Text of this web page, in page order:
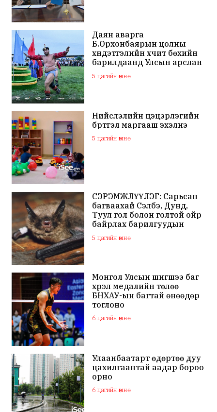
Даян аварга
Б.Орхонбаярын цолны
хүндэтгэлийн хүчит бөхийн
барилдаанд Улсын арслан
Ц.Бямба-Отгон түрүүллээ
5 цагийн өмнө
Нийслэлийн цэцэрлэгийн
бүртгэл маргааш эхэлнэ
5 цагийн өмнө
СЭРЭМЖЛҮҮЛЭГ: Сарьсан
багваахай Сэлбэ, Дунд,
Туул гол болон голтой ойр
байрлах барилгуудын
дээвэр зэрэг газарт ихээр
үүрлэж байна
5 цагийн өмнө
Монгол Улсын шигшээ баг
хүрэл медалийн төлөө
БНХАУ-ын багтай өнөөдөр
тоглоно
6 цагийн өмнө
Улаанбаатарт өдөртөө дуу
цахилгаантай аадар бороо
орно
6 цагийн өмнө